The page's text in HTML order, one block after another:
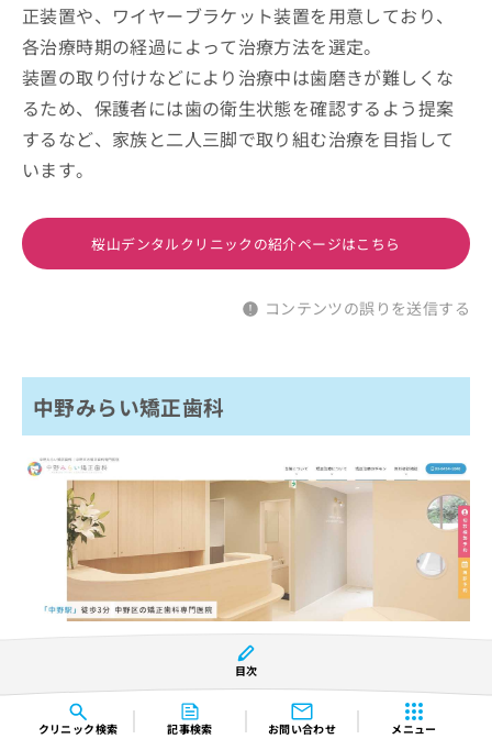
クリニック検索 記事検索 お問い合わせ メニュー
正装置や、ワイヤーブラケット装置を用意しており、
各治療時期の経過によって治療方法を選定。
装置の取り付けなどにより治療中は歯磨きが難しくな
るため、保護者には歯の衛生状態を確認するよう提案
するなど、家族と二人三脚で取り組む治療を目指して
います。
桜山デンタルクリニックの紹介ページはこちら
コンテンツの誤りを送信する
中野みらい矯正歯科
※引用：https://nakano-kyousei.com/
基本情報（アクセス、住所、診療時間）
目次